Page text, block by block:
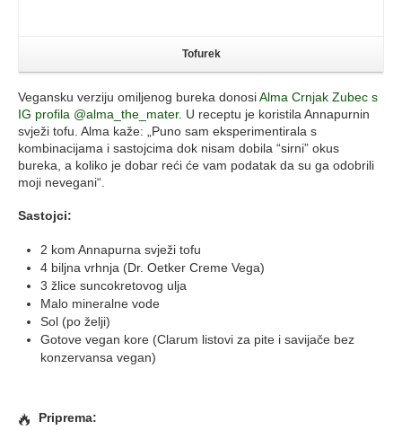
Tofurek
Vegansku verziju omiljenog bureka donosiAlma Crnjak Zubec s
IG profila @alma_the_mater. U receptu je koristila Annapurnin
svježi tofu. Alma kaže: „Puno sam eksperimentirala s
kombinacijama i sastojcima dok nisam dobila “sirni” okus
bureka, a koliko je dobar reći će vam podatak da su ga odobrili
moji nevegani“.
Sastojci:
2 kom Annapurna svježi tofu
4 biljna vrhnja (Dr. Oetker Creme Vega)
3 žlice suncokretovog ulja
Malo mineralne vode
Sol (po želji)
Gotove vegan kore (Clarum listovi za pite i savijače bez
konzervansa vegan)
Priprema: